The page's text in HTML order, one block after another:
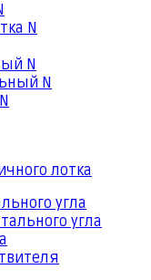
N
N
N
лотка
угла
угла